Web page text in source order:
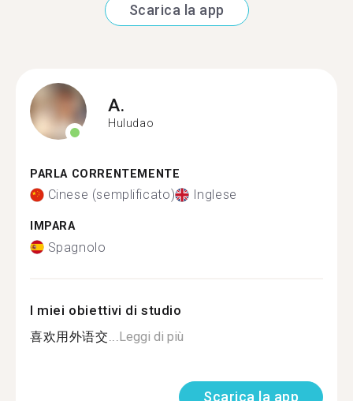
Scarica la app
A.
Huludao
PARLA CORRENTEMENTE
Cinese (semplificato) Inglese
IMPARA
Spagnolo
I miei obiettivi di studio
喜欢用外语交... Leggi di più
Scarica la app